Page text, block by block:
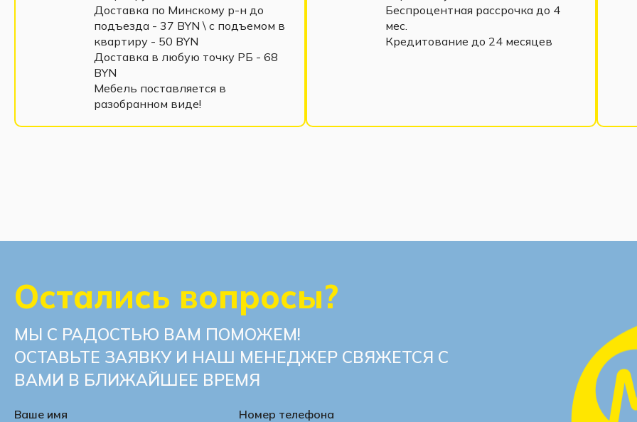
Доставка по Минскому р-н до
подъезда - 37 BYN \ c подъемом в
квартиру - 50 BYN
Доставка в любую точку РБ - 68
BYN
Мебель поставляется в
разобранном виде!
Беспроцентная рассрочка до 4
мес.
Кредитование до 24 месяцев
Остались вопросы?
МЫ С РАДОСТЬЮ ВАМ ПОМОЖЕМ!
ОСТАВЬТЕ ЗАЯВКУ И НАШ МЕНЕДЖЕР СВЯЖЕТСЯ С
ВАМИ В БЛИЖАЙШЕЕ ВРЕМЯ
Ваше имя Номер телефона